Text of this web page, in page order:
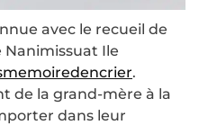
avec le recueil de
Nanimissuat Ile
.
de la grand-mère à la
dans leur